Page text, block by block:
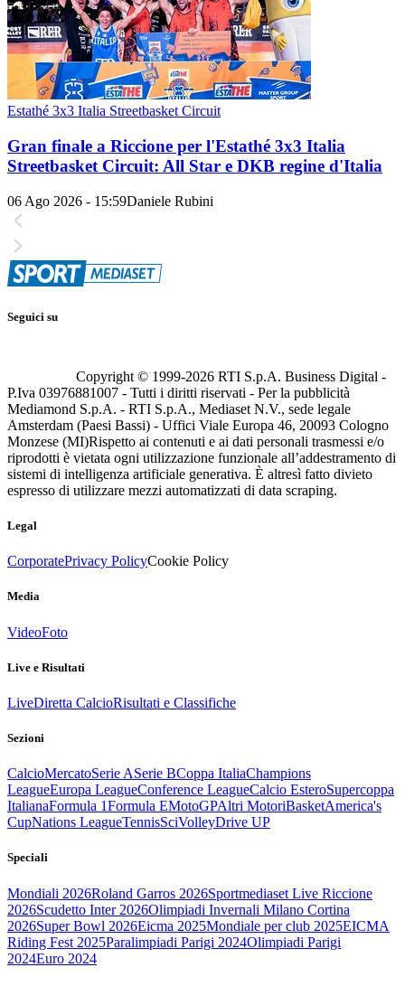
Estathé 3x3 Italia Streetbasket Circuit
Gran finale a Riccione per l'Estathé 3x3 Italia
Streetbasket Circuit: All Star e DKB regine d'Italia
06 Ago 2026 - 15:59Daniele Rubini
Seguici su
Copyright © 1999-2026 RTI S.p.A. Business Digital -
P.Iva 03976881007 - Tutti i diritti riservati - Per la pubblicità
Mediamond S.p.A. - RTI S.p.A., Mediaset N.V., sede legale
Amsterdam (Paesi Bassi) - Uffici Viale Europa 46, 20093 Cologno
Monzese (MI)Rispetto ai contenuti e ai dati personali trasmessi e/o
riprodotti è vietata ogni utilizzazione funzionale all’addestramento di
sistemi di intelligenza artificiale generativa. È altresì fatto divieto
espresso di utilizzare mezzi automatizzati di data scraping.
Legal
CorporatePrivacy PolicyCookie Policy
Media
VideoFoto
Live e Risultati
LiveDiretta CalcioRisultati e Classifiche
Sezioni
CalcioMercatoSerie ASerie BCoppa ItaliaChampions
LeagueEuropa LeagueConference LeagueCalcio EsteroSupercoppa
ItalianaFormula 1Formula EMotoGPAltri MotoriBasketAmerica's
CupNations LeagueTennisSciVolleyDrive UP
Speciali
Mondiali 2026Roland Garros 2026Sportmediaset Live Riccione
2026Scudetto Inter 2026Olimpiadi Invernali Milano Cortina
2026Super Bowl 2026Eicma 2025Mondiale per club 2025EICMA
Riding Fest 2025Paralimpiadi Parigi 2024Olimpiadi Parigi
2024Euro 2024